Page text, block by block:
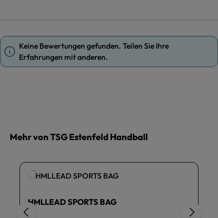
Keine Bewertungen gefunden. Teilen Sie Ihre
Erfahrungen mit anderen.
Mehr von TSG Estenfeld Handball
HMLLEAD SPORTS BAG